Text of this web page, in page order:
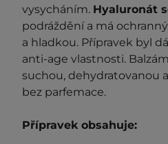
vysycháním. Hyaluronát
podráždění a má
a hladkou. Přípravek byl
anti-age vlastnosti.
suchou, dehydratovanou
bez parfemace.
Přípravek obsahuje: